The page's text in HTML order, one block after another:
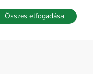
Kapcsolat
Összes elfogadása